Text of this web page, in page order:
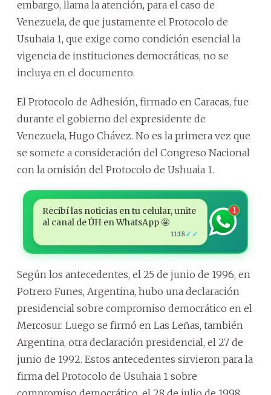
embargo, llama la atención, para el caso de
Venezuela, de que justamente el Protocolo de
Usuhaia 1, que exige como condición esencial la
vigencia de instituciones democráticas, no se
incluya en el documento.
El Protocolo de Adhesión, firmado en Caracas, fue
durante el gobierno del expresidente de
Venezuela, Hugo Chávez. No es la primera vez que
se somete a consideración del Congreso Nacional
con la omisión del Protocolo de Ushuaia 1.
Recibí las noticias en tu celular, unite
al canal de ÚH en WhatsApp 🤩
11:18✓✓
1
Según los antecedentes, el 25 de junio de 1996, en
Potrero Funes, Argentina, hubo una declaración
presidencial sobre compromiso democrático en el
Mercosur. Luego se firmó en Las Leñas, también
Argentina, otra declaración presidencial, el 27 de
junio de 1992. Estos antecedentes sirvieron para la
firma del Protocolo de Usuhaia 1 sobre